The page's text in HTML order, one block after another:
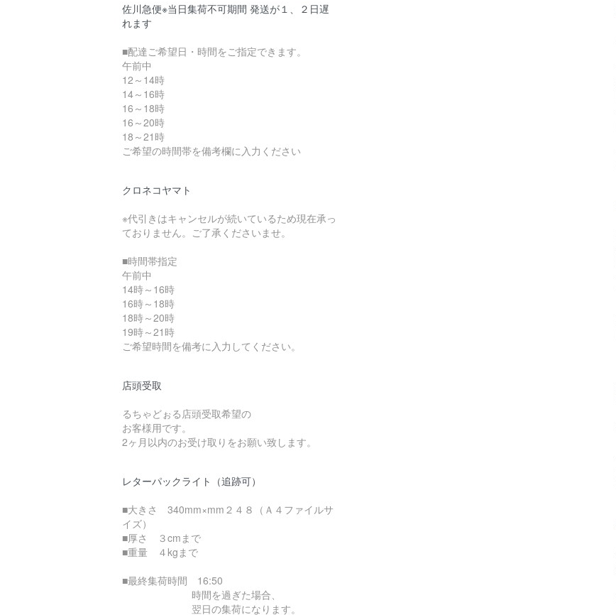
佐川急便※当日集荷不可期間 発送が１、２日遅
れます
■配達ご希望日・時間をご指定できます。
午前中
12～14時
14～16時
16～18時
16～20時
18～21時
ご希望の時間帯を備考欄に入力ください
クロネコヤマト
※代引きはキャンセルが続いているため現在承っ
ておりません。ご了承くださいませ。
■時間帯指定
午前中
14時～16時
16時～18時
18時～20時
19時～21時
ご希望時間を備考に入力してください。
店頭受取
るちゃどぉる店頭受取希望の
お客様用です。
2ヶ月以内のお受け取りをお願い致します。
レターパックライト（追跡可）
■大きさ 340mm×mm２４８（Ａ４ファイルサ
イズ）
■厚さ ３cmまで
■重量 ４kgまで
■最終集荷時間 16:50
時間を過ぎた場合、
翌日の集荷になります。